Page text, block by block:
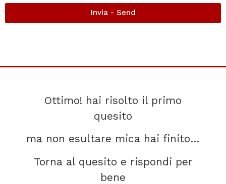
Invia - Send
Ottimo! hai risolto il primo
quesito
ma non esultare mica hai finito…
Torna al quesito e rispondi per
bene